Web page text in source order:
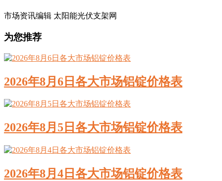
市场资讯编辑 太阳能光伏支架网
为您推荐
2026年8月6日各大市场铝锭价格表
2026年8月5日各大市场铝锭价格表
2026年8月4日各大市场铝锭价格表